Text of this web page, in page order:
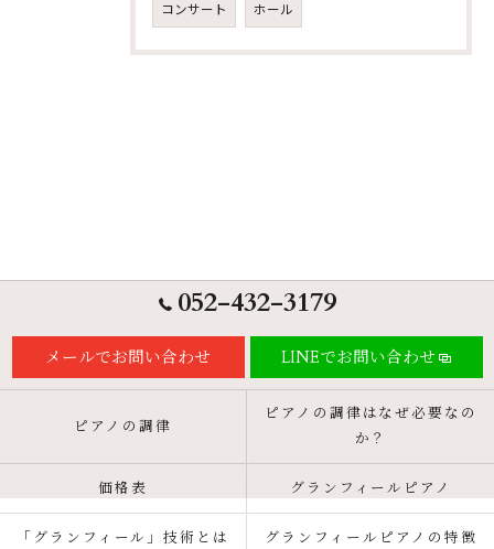
コンサート ホール
052-432-3179
メールでお問い合わせ LINEでお問い合わせ
ピアノの調律
ピアノの調律はなぜ必要なの
か？
価格表 グランフィールピアノ
「グランフィール」技術とは グランフィールピアノの特徴